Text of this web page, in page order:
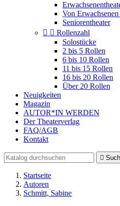
Von
Seniorentheater
  Rollenzahl
Solostücke
2 bis 5 Rollen
6 bis 10 Rollen
11 bis 15 Rollen
16 bis 20 Rollen
Über 20 Rollen
Neuigkeiten
Magazin
AUTOR*IN WERDEN
Der Theaterverlag
FAQ/AGB
Kontakt

Startseite
Autoren
Schmitt, Sabine